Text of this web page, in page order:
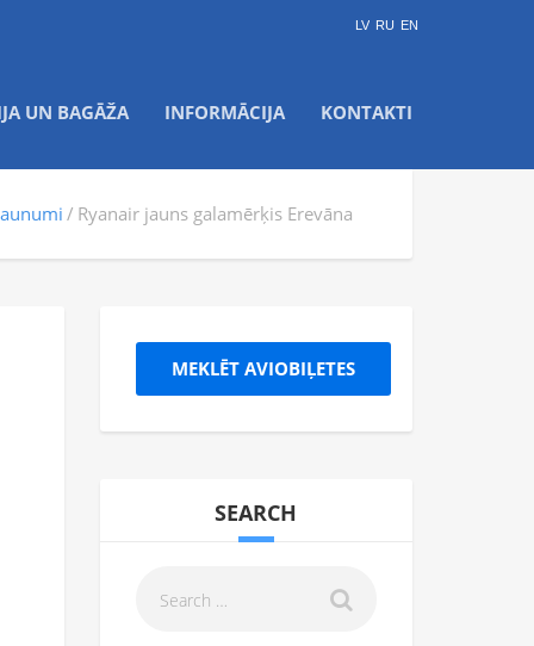
LV RU EN
UN BAGĀŽA INFORMĀCIJA KONTAKTI
Ryanair jauns galamērķis Erevāna
MEKLĒT AVIOBIĻETES
SEARCH